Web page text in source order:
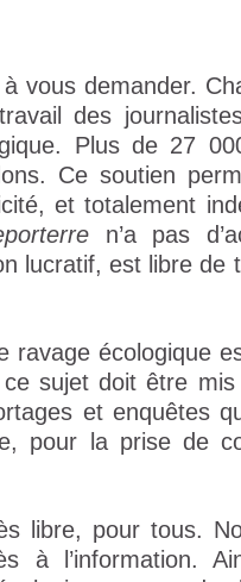
vous demander.
des
Plus de 27
Ce soutien
et totalement
n’a pas
lucratif, est libre de
ravage écologique
sujet doit être
et enquêtes
pour la prise de
libre, pour tous.
à l’information.